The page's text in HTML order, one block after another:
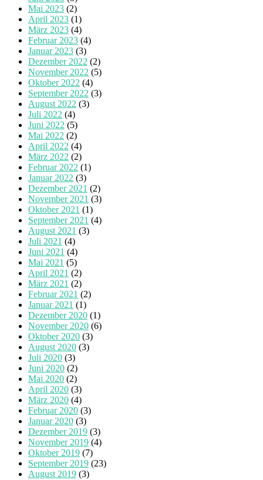
Mai 2023 (2)
April 2023 (1)
März 2023 (4)
Februar 2023 (4)
Januar 2023 (3)
Dezember 2022 (2)
November 2022 (5)
Oktober 2022 (4)
September 2022 (3)
August 2022 (3)
Juli 2022 (4)
Juni 2022 (5)
Mai 2022 (2)
April 2022 (4)
März 2022 (2)
Februar 2022 (1)
Januar 2022 (3)
Dezember 2021 (2)
November 2021 (3)
Oktober 2021 (1)
September 2021 (4)
August 2021 (3)
Juli 2021 (4)
Juni 2021 (4)
Mai 2021 (5)
April 2021 (2)
März 2021 (2)
Februar 2021 (2)
Januar 2021 (1)
Dezember 2020 (1)
November 2020 (6)
Oktober 2020 (3)
August 2020 (3)
Juli 2020 (3)
Juni 2020 (2)
Mai 2020 (2)
April 2020 (3)
März 2020 (4)
Februar 2020 (3)
Januar 2020 (3)
Dezember 2019 (3)
November 2019 (4)
Oktober 2019 (7)
September 2019 (23)
August 2019 (3)